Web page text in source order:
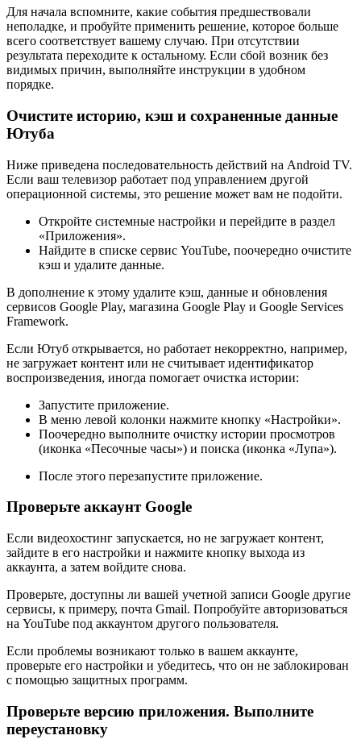
Для начала вспомните, какие события предшествовали
неполадке, и пробуйте применить решение, которое больше
всего соответствует вашему случаю. При отсутствии
результата переходите к остальному. Если сбой возник без
видимых причин, выполняйте инструкции в удобном
порядке.
Очистите историю, кэш и сохраненные данные
Ютуба
Ниже приведена последовательность действий на Android TV.
Если ваш телевизор работает под управлением другой
операционной системы, это решение может вам не подойти.
Откройте системные настройки и перейдите в раздел
«Приложения».
Найдите в списке сервис YouTube, поочередно очистите
кэш и удалите данные.
В дополнение к этому удалите кэш, данные и обновления
сервисов Google Play, магазина Google Play и Google Services
Framework.
Если Ютуб открывается, но работает некорректно, например,
не загружает контент или не считывает идентификатор
воспроизведения, иногда помогает очистка истории:
Запустите приложение.
В меню левой колонки нажмите кнопку «Настройки».
Поочередно выполните очистку истории просмотров
(иконка «Песочные часы») и поиска (иконка «Лупа»).
После этого перезапустите приложение.
Проверьте аккаунт Google
Если видеохостинг запускается, но не загружает контент,
зайдите в его настройки и нажмите кнопку выхода из
аккаунта, а затем войдите снова.
Проверьте, доступны ли вашей учетной записи Google другие
сервисы, к примеру, почта Gmail. Попробуйте авторизоваться
на YouTube под аккаунтом другого пользователя.
Если проблемы возникают только в вашем аккаунте,
проверьте его настройки и убедитесь, что он не заблокирован
с помощью защитных программ.
Проверьте версию приложения. Выполните
переустановку